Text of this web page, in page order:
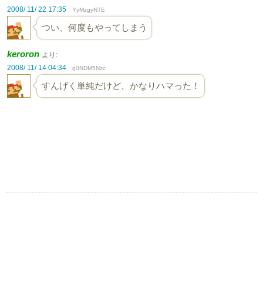
2008/ 11/ 22 17:35
YyMzgyNTE
つい、何度もやってしまう
keroron より:
2008/ 11/ 14 04:34
g0NDM5Nzc
すんげく単純だけど、かなりハマった！